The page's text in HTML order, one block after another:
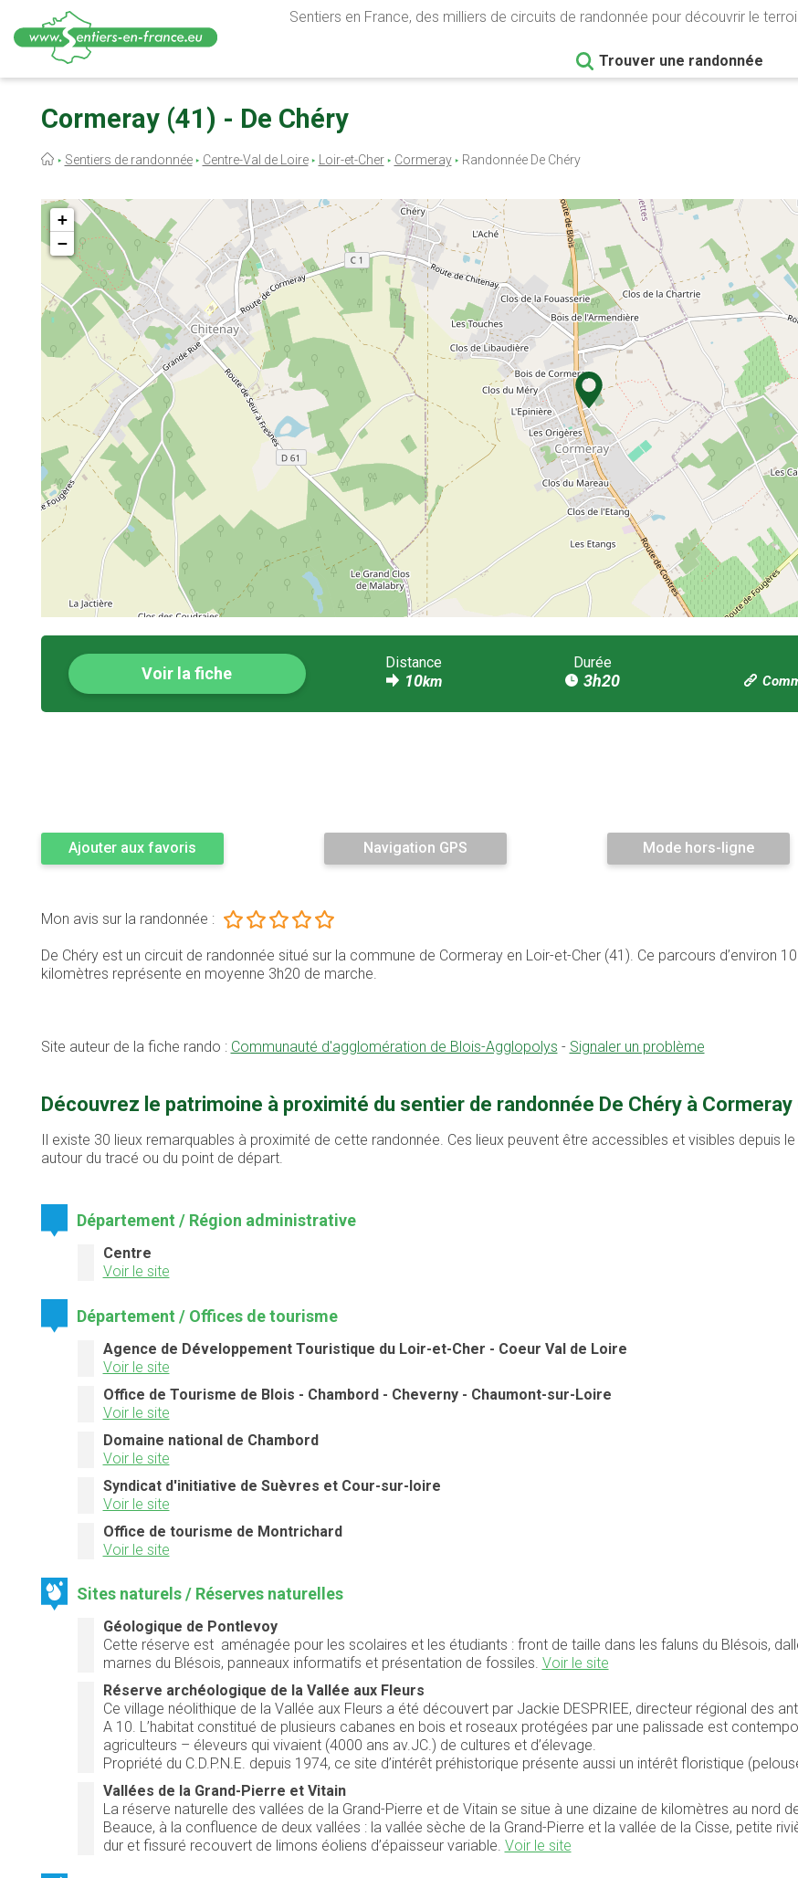
contenu
Sentiers en France, des milliers de circuits de randonnée pour découvrir le
Trouver une randonnée
Cormeray (41) - De Chéry
Fil
Sentiers de randonnée Centre-Val de Loire Loir-et-Cher Cormeray Randonnée De Chéry
+
−
Voir la fiche
Distance
10km
Durée
3h20
Ajouter aux favoris Navigation GPS Mode hors-ligne
Mon avis sur la randonnée :
De Chéry est un circuit de randonnée situé sur la commune de Cormeray en Loir-et-Cher (41). Ce parcours d’environ 10
kilomètres représente en moyenne 3h20 de marche.
Site auteur de la fiche rando : Communauté d'agglomération de Blois-Agglopolys - Signaler un problème
Découvrez le patrimoine à proximité du sentier de randonnée De Chéry à Cormeray
Il existe 30 lieux remarquables à proximité de cette randonnée. Ces lieux peuvent être accessibles et visibles depuis
autour du tracé ou du point de départ.
Département / Région administrative
Centre
Voir le site
Département / Offices de tourisme
Agence de Développement Touristique du Loir-et-Cher - Coeur Val de Loire
Voir le site
Office de Tourisme de Blois - Chambord - Cheverny - Chaumont-sur-Loire
Voir le site
Domaine national de Chambord
Voir le site
Syndicat d'initiative de Suèvres et Cour-sur-loire
Voir le site
Office de tourisme de Montrichard
Voir le site
Sites naturels / Réserves naturelles
Géologique de Pontlevoy
Cette réserve est aménagée pour les scolaires et les étudiants : front de taille dans les faluns du Blésois,
marnes du Blésois, panneaux informatifs et présentation de fossiles. Voir le site
Réserve archéologique de la Vallée aux Fleurs
Ce village néolithique de la Vallée aux Fleurs a été découvert par Jackie DESPRIEE, directeur régional des
A 10. L’habitat constitué de plusieurs cabanes en bois et roseaux protégées par une palissade est
agriculteurs – éleveurs qui vivaient (4000 ans av.JC.) de cultures et d’élevage.
Propriété du C.D.P.N.E. depuis 1974, ce site d’intérêt préhistorique présente aussi un intérêt floristique
Vallées de la Grand-Pierre et Vitain
La réserve naturelle des vallées de la Grand-Pierre et de Vitain se situe à une dizaine de kilomètres au nord
Beauce, à la confluence de deux vallées : la vallée sèche de la Grand-Pierre et la vallée de la Cisse, petite
dur et fissuré recouvert de limons éoliens d’épaisseur variable. Voir le site